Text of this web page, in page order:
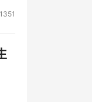
1351